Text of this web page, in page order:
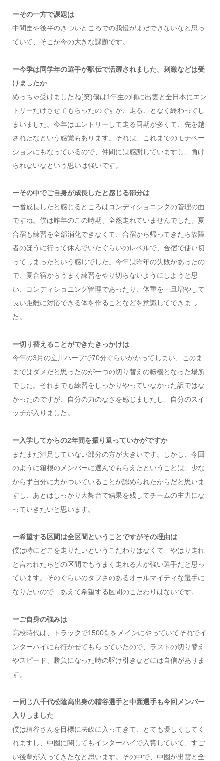
ーその一方で課題は
中間走や後半のきついところでの我慢がまだできないなと思っ
ていて、そこが今の大きな課題です。
ー今季は同学年の選手が駅伝で活躍されました。刺激などは受
けましたか
めっちゃ受けましたね(笑)僕は1年生の頃に出雲と全日本にエン
トリーだけさせてもらったのですが、走ることなく終わってし
まいました。今年はエントリーして走る同期が多くて、先を越
されたなという感覚もあります。それは、これまでのモチベー
ションにもなっているので、仲間には感謝していますし、負け
られないなという思いは強いです。
ーその中でご自身が成長したと感じる部分は
一番成長したと感じるところはコンディショニングの管理の面
ですね。僕は昨年のこの時期、全然走れていませんでした。夏
合宿も練習を全部消化できなくて、合宿から帰ってきたら故障
者のほうに行って休んでいたぐらいのレベルで、合宿で使い切
ってしまったという感じでした。今年は昨年の失敗があったの
で、夏合宿からうまく練習をやり切らないようにしようと思
い、コンディショニング管理であったり、体重を一旦増やして
長い距離に対応できる体を作ることなどを意識してできまし
た。
ー切り替えることができたきっかけは
今年の3月の立川ハーフで70分ぐらいかかってしまい、このま
まではダメだと思ったのが一つの切り替えの転機となった場所
でした。それまでも練習をしっかりやっていなかった訳ではな
かったのですが、自分の力のなさを感じましたし、自分のスイ
ッチが入りました。
ー入学してからの2年間を振り返っていかがですか
まだまだ満足していない部分の方が大きいです。しかし、今回
のように箱根のメンバーに選んでもらえたということは、少な
からず自分に力がついていることが認められたからだと思いま
すし、あとはしっかり大舞台で結果を残してチームの主力にな
っていきたいと思います。
ー希望する区間は全区間ということですがその理由は
僕は特にどこを走りたいというこだわりはなくて、やはり走れ
と言われたらどの区間でもうまく走れる人が強い選手だと思っ
ています。そのぐらいのタフさのあるオールマイティな選手に
なりたいので、あえて希望する区間のこだわりはないです。
ーご自身の強みは
高校時代は、トラックで1500㍍をメインにやっていてそれでイ
ンターハイにも行かせてもらっていたので、ラストの切り替え
やスピード、勝負になった時の駆け引きなどには自信がありま
す。
ー同じ八千代松陰高出身の糟谷選手と中園選手も今回メンバー
入りしました
僕は糟谷さんを目標に法政に入ってきて、とても優しくしてく
れますし、中園に関してもインターハイで入賞していて、すご
い後輩が入ってきたなと思います。その中で、中園が出雲と全